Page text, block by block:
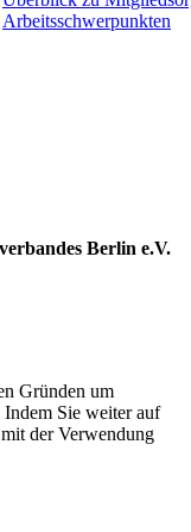
Arbeitsschwerpunkten
Berlin e.V.
Gründen um
Sie weiter auf
der Verwendung